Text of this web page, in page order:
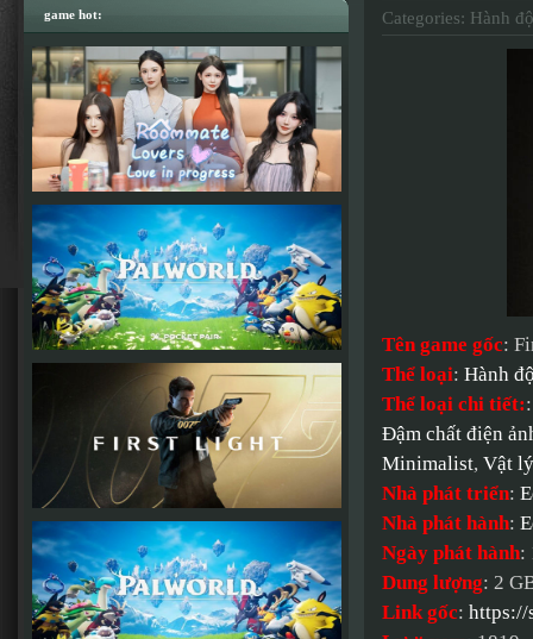
Categories: Hành
Tên game gốc:
Thể loại: Hành
Thể loại chi tiết:
Đậm chất điện
Minimalist, Vật lý
Nhà phát triển:
Nhà phát hành:
Ngày phát hành:
Dung lượng: 2
Link gốc: https://
game hot: